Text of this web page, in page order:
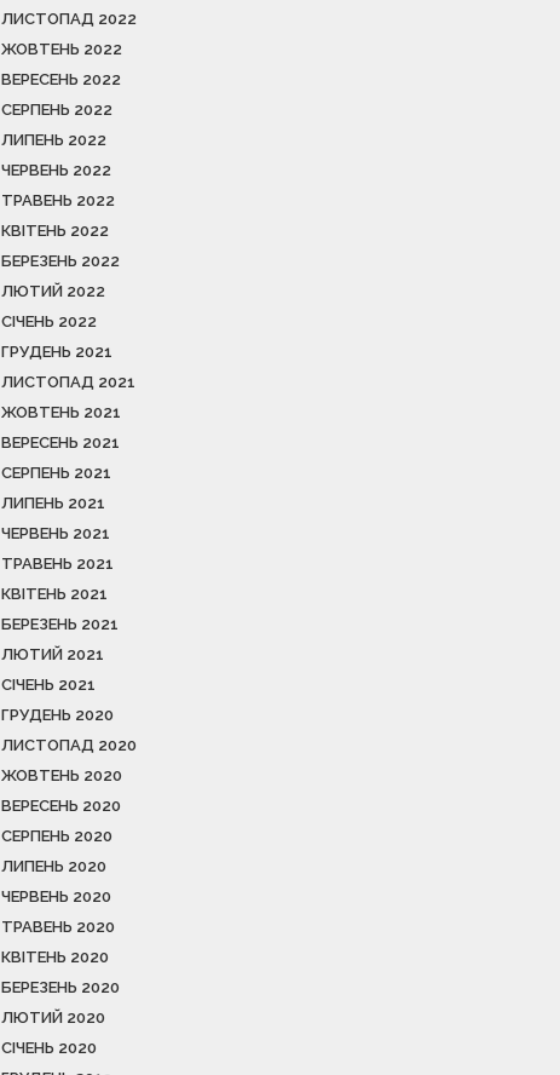
ЛИСТОПАД 2022
ЖОВТЕНЬ 2022
ВЕРЕСЕНЬ 2022
СЕРПЕНЬ 2022
ЛИПЕНЬ 2022
ЧЕРВЕНЬ 2022
ТРАВЕНЬ 2022
КВІТЕНЬ 2022
БЕРЕЗЕНЬ 2022
ЛЮТИЙ 2022
СІЧЕНЬ 2022
ГРУДЕНЬ 2021
ЛИСТОПАД 2021
ЖОВТЕНЬ 2021
ВЕРЕСЕНЬ 2021
СЕРПЕНЬ 2021
ЛИПЕНЬ 2021
ЧЕРВЕНЬ 2021
ТРАВЕНЬ 2021
КВІТЕНЬ 2021
БЕРЕЗЕНЬ 2021
ЛЮТИЙ 2021
СІЧЕНЬ 2021
ГРУДЕНЬ 2020
ЛИСТОПАД 2020
ЖОВТЕНЬ 2020
ВЕРЕСЕНЬ 2020
СЕРПЕНЬ 2020
ЛИПЕНЬ 2020
ЧЕРВЕНЬ 2020
ТРАВЕНЬ 2020
КВІТЕНЬ 2020
БЕРЕЗЕНЬ 2020
ЛЮТИЙ 2020
СІЧЕНЬ 2020